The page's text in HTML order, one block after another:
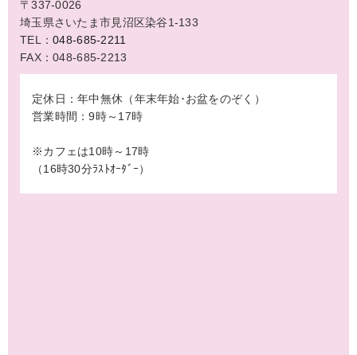
〒337-0026
埼玉県さいたま市見沼区染谷1-133
TEL：048-685-2211
FAX：048-685-2213
定休日：年中無休（年末年始･お盆をのぞく）
営業時間：9時～17時
※カフェは10時～17時
（16時30分ﾗｽﾄｵｰﾀﾞｰ）